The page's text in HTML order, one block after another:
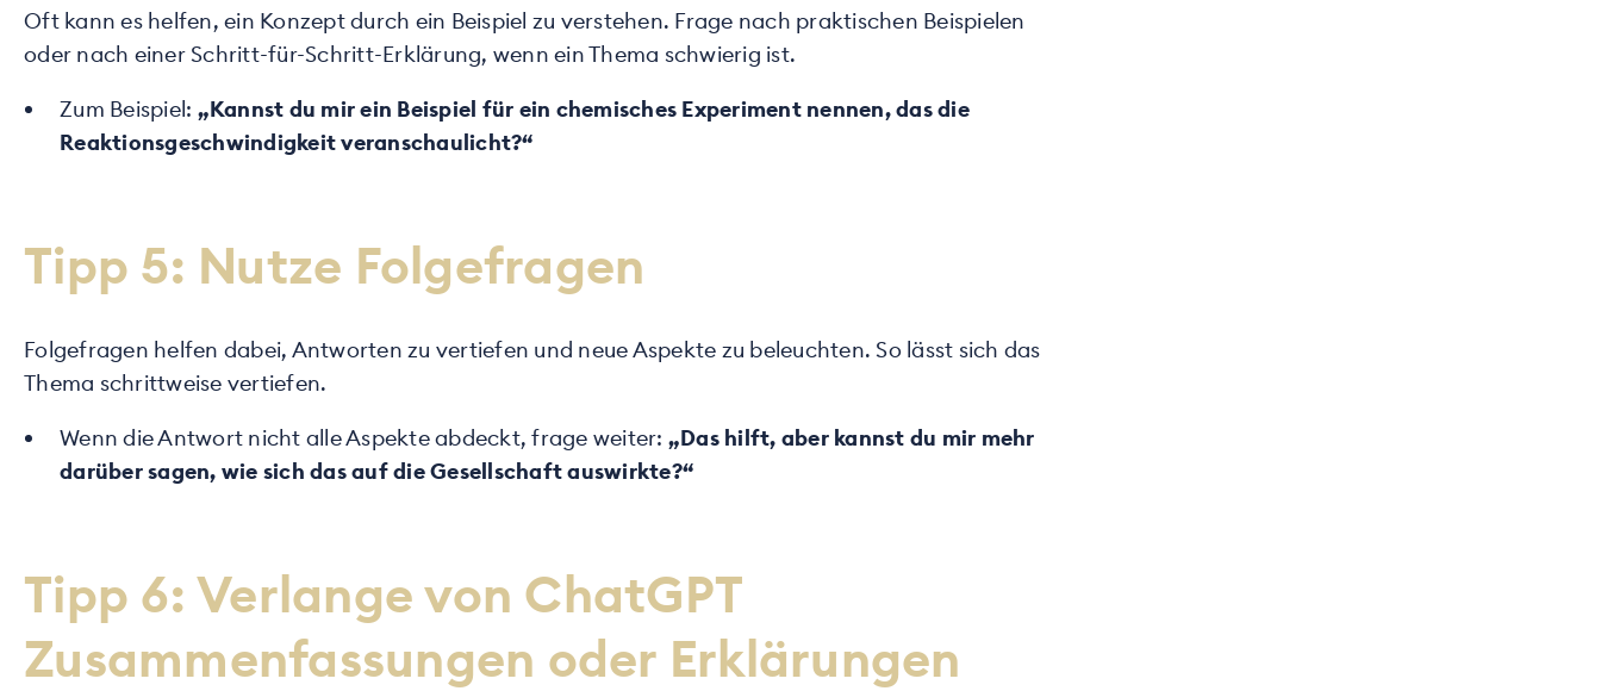
Oft kann es helfen, ein Konzept durch ein Beispiel zu verstehen. Frage nach praktischen Beispielen
oder nach einer Schritt-für-Schritt-Erklärung, wenn ein Thema schwierig ist.
Zum Beispiel: „Kannst du mir ein Beispiel für ein chemisches Experiment nennen, das die
Reaktionsgeschwindigkeit veranschaulicht?“
Tipp 5: Nutze Folgefragen
Folgefragen helfen dabei, Antworten zu vertiefen und neue Aspekte zu beleuchten. So lässt sich das
Thema schrittweise vertiefen.
Wenn die Antwort nicht alle Aspekte abdeckt, frage weiter: „Das hilft, aber kannst du mir mehr
darüber sagen, wie sich das auf die Gesellschaft auswirkte?“
Tipp 6: Verlange von ChatGPT
Zusammenfassungen oder Erklärungen